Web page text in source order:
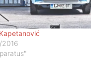
2016